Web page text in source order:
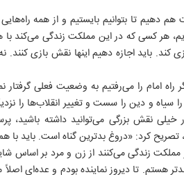
دهیم تا بتوانیم بایستیم و از همه
هر کسی که در این مملکت زندگی
باید اجازه دهیم اینها نقش بازی کنند. نه
امام را می‌رفتیم به وضعیت فعلی
سیاه و دین را سست و تغییر انقلاب‌ها را
نقش بزرگی می‌توانید داشته باشید،
کرد: «دروغ بدترین گناه است. باید
زندگی می‌کنند از زن و مرد بر اساس
هستم. تا دیروز نماینده بودم و عده‌ای
۲